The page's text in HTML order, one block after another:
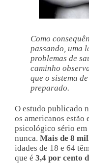
Como
passando, uma
problemas de
caminho
que o sistema
preparado.
O estudo publicado
os americanos
psicológico sério em
nunca. Mais de 8
idades de 18 e 64
que é 3,4 por cento